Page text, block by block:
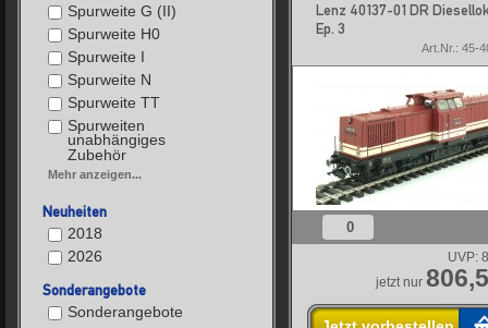
Spurweite G (II)
Spurweite H0
Spurweite I
Spurweite N
Spurweite TT
Spurweiten
unabhängiges
Zubehör
Mehr anzeigen...
Neuheiten
2018
2026
Sonderangebote
Sonderangebote
Lenz 40137-01 DR
Ep. 3
Art.Nr.: 45-
0
UVP:
jetzt nur